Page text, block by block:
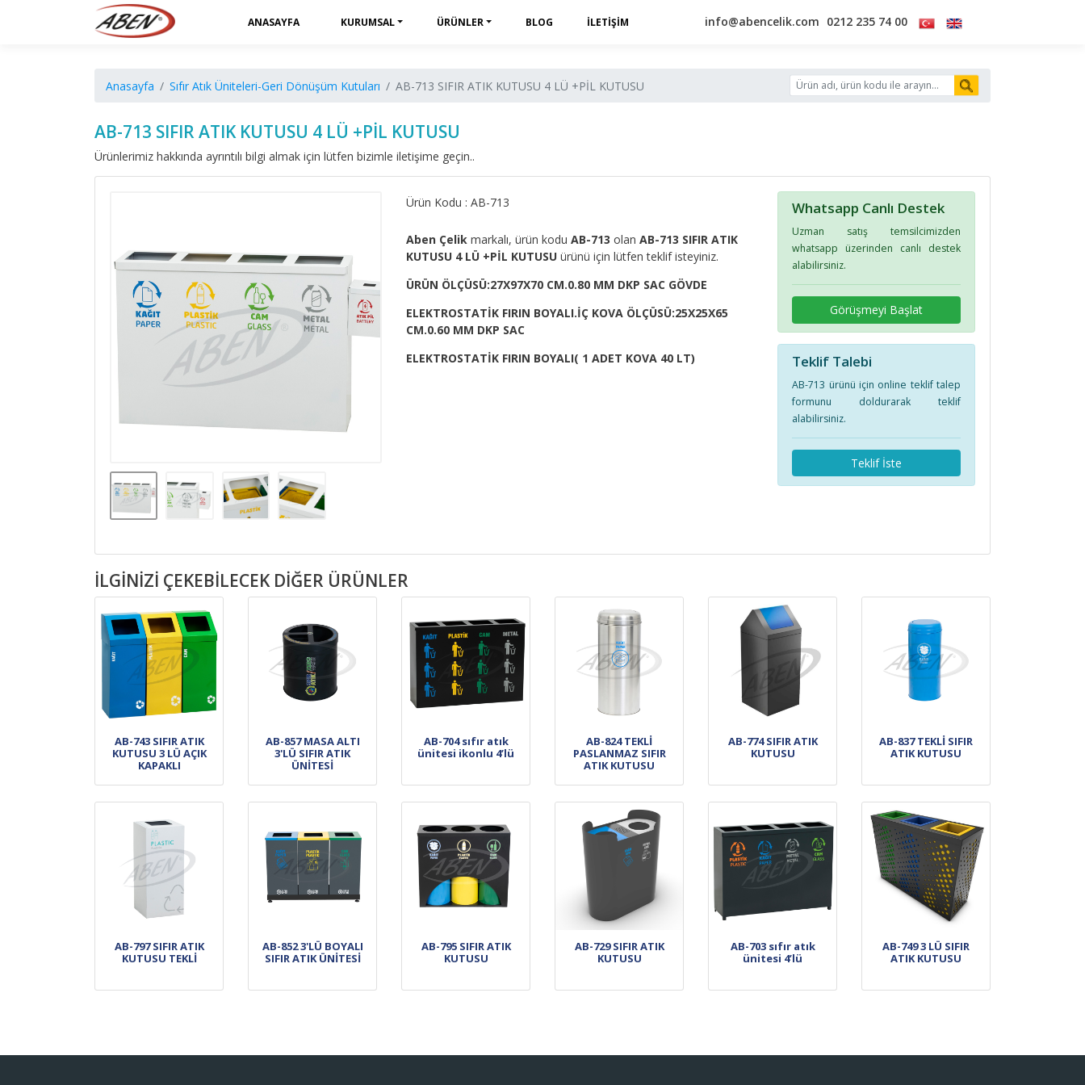
ANASAYFA KURUMSAL ÜRÜNLER BLOG İLETIŞIM info@abencelik.com 0212 235 74 00
Anasayfa Sıfır Atık Üniteleri-Geri Dönüşüm Kutuları AB-713 SIFIR ATIK KUTUSU 4 LÜ +PİL KUTUSU
AB-713 SIFIR ATIK KUTUSU 4 LÜ +PİL KUTUSU
Ürünlerimiz hakkında ayrıntılı bilgi almak için lütfen bizimle iletişime geçin..
Ürün Kodu : AB-713
Aben Çelik markalı, ürün koduAB-713 olanAB-713 SIFIR ATIK
KUTUSU 4 LÜ +PİL KUTUSU ürünü için lütfen teklif isteyiniz.
ÜRÜN ÖLÇÜSÜ:27X97X70 CM.0.80 MM DKP SAC GÖVDE
ELEKTROSTATİK FIRIN BOYALI.İÇ KOVA ÖLÇÜSÜ:25X25X65
CM.0.60 MM DKP SAC
ELEKTROSTATİK FIRIN BOYALI( 1 ADET KOVA 40 LT)
Whatsapp Canlı Destek
Uzman satış temsilcimizden
whatsapp üzerinden canlı destek
alabilirsiniz.
Görüşmeyi Başlat
Teklif Talebi
AB-713 ürünü için online teklif talep
formunu doldurarak teklif
alabilirsiniz.
Teklif İste
İLGINIZI ÇEKEBILECEK DIĞER ÜRÜNLER
AB-743 SIFIR ATIK
KUTUSU 3 LÜ AÇIK
KAPAKLI
AB-857 MASA ALTI
3'LÜ SIFIR ATIK
ÜNİTESİ
AB-704 sıfır atık
ünitesi ikonlu 4’lü
AB-824 TEKLİ
PASLANMAZ SIFIR
ATIK KUTUSU
AB-774 SIFIR ATIK
KUTUSU
AB-837 TEKLİ SIFIR
ATIK KUTUSU
AB-797 SIFIR ATIK
KUTUSU TEKLİ
AB-852 3'LÜ BOYALI
SIFIR ATIK ÜNİTESİ
AB-795 SIFIR ATIK
KUTUSU
AB-729 SIFIR ATIK
KUTUSU
AB-703 sıfır atık
ünitesi 4’lü
AB-749 3 LÜ SIFIR
ATIK KUTUSU